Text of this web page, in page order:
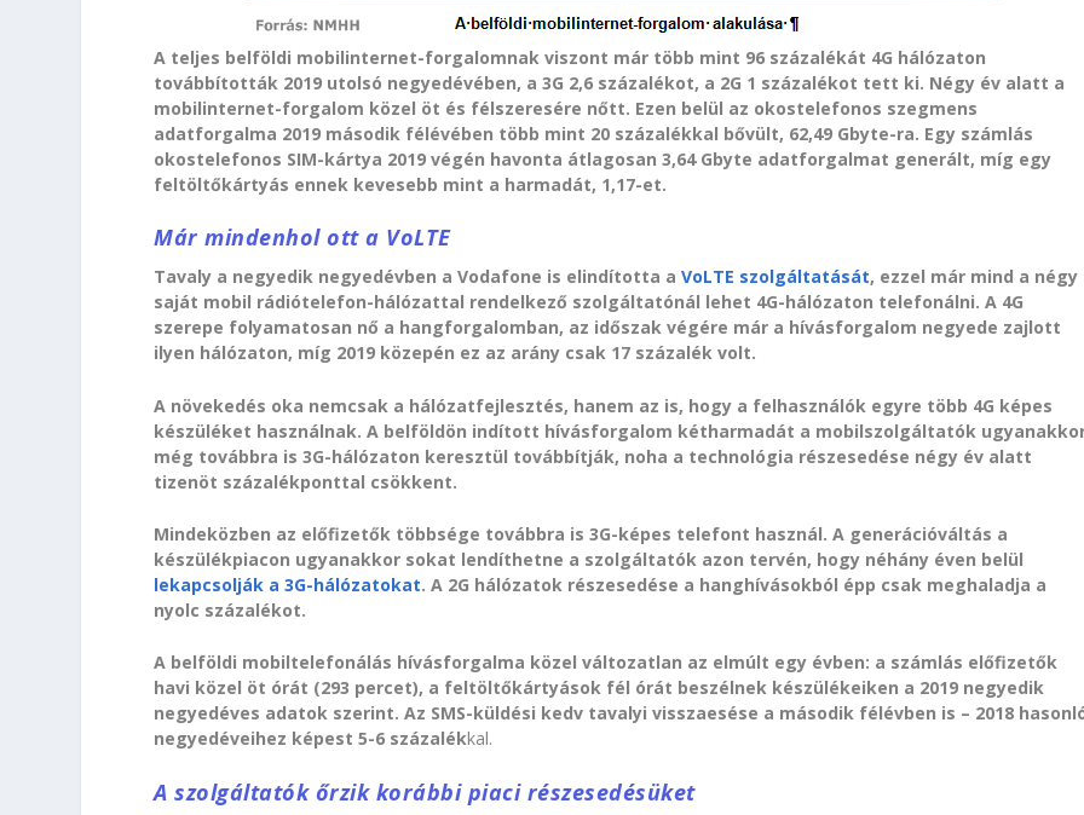
A teljes belföldi mobilinternet-forgalomnak viszont már több mint 96 százalékát 4G hálózaton
továbbították 2019 utolsó negyedévében, a 3G 2,6 százalékot, a 2G 1 százalékot tett ki. Négy év alatt a
mobilinternet-forgalom közel öt és félszeresére nőtt. Ezen belül az okostelefonos szegmens
adatforgalma 2019 második félévében több mint 20 százalékkal bővült, 62,49 Gbyte-ra. Egy számlás
okostelefonos SIM-kártya 2019 végén havonta átlagosan 3,64 Gbyte adatforgalmat generált, míg egy
feltöltőkártyás ennek kevesebb mint a harmadát, 1,17-et.
Már mindenhol ott a VoLTE
Tavaly a negyedik negyedévben a Vodafone is elindította aVoLTE szolgáltatását, ezzel már mind a négy
saját mobil rádiótelefon-hálózattal rendelkező szolgáltatónál lehet 4G-hálózaton telefonálni. A 4G
szerepe folyamatosan nő a hangforgalomban, az időszak végére már a hívásforgalom negyede zajlott
ilyen hálózaton, míg 2019 közepén ez az arány csak 17 százalék volt.
A növekedés oka nemcsak a hálózatfejlesztés, hanem az is, hogy a felhasználók egyre több 4G képes
készüléket használnak. A belföldön indított hívásforgalom kétharmadát a mobilszolgáltatók
még továbbra is 3G-hálózaton keresztül továbbítják, noha a technológia részesedése négy év alatt
tizenöt százalékponttal csökkent.
Mindeközben az előfizetők többsége továbbra is 3G-képes telefont használ. A generációváltás a
készülékpiacon ugyanakkor sokat lendíthetne a szolgáltatók azon tervén, hogy néhány éven belül
lekapcsolják a 3G-hálózatokat. A 2G hálózatok részesedése a hanghívásokból épp csak meghaladja a
nyolc százalékot.
A belföldi mobiltelefonálás hívásforgalma közel változatlan az elmúlt egy évben: a számlás előfizetők
havi közel öt órát (293 percet), a feltöltőkártyások fél órát beszélnek készülékeiken a 2019 negyedik
negyedéves adatok szerint. Az SMS-küldési kedv tavalyi visszaesése a második félévben is – 2018
negyedéveihez képest 5-6 százalékkal.
A szolgáltatók őrzik korábbi piaci részesedésüket